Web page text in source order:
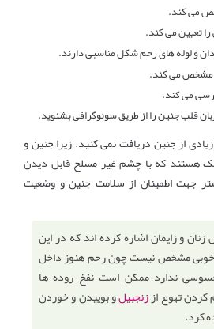
می کند.
تعیین می کند.
و لوله های رحم شکل مناسبی دارند.
مشخص می کند.
می کند.
قلب جنین را از طریق سونوگرافی بشنوید.
از جنین دریافت نمی کنید. زیرا جنین و
هستند که با چشم غیر مسلح قابل دیدن
جهت اطمینان از سلامت جنین و وضعیت
و زایمان اشاره کرده اند که در این
خوبی مشخص نیست چون رحم هنوز داخل
ندارد ممکن است نفخ روده ها
تهوع اززنجبیلو بوییدن و خوردن
کرد.